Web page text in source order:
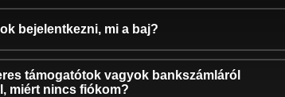
bejelentkezni, mi a baj?
támogatótok vagyok bankszámláról
miért nincs fiókom?